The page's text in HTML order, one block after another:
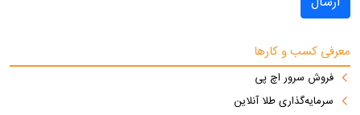
معرفی کسب و کارها
فروش سرور اچ پی
سرمایه‌گذاری طلا آنلاین